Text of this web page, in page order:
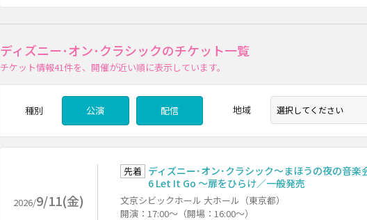
ディズニー･オン･クラシックのチケット一覧
チケット情報41件を、開催が近い順に表示しています。
種別 公演 配信 地域
2026/9/11(金)
先着 ディズニー･オン･クラシック～まほうの夜の音楽
6 Let It Go ～扉をひらけ／一般発売
文京シビックホール 大ホール（東京都）
開演：17:00～（開場：16:00～）